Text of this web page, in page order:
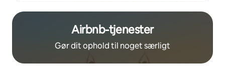
Airbnb-tjenester
Gør dit ophold til noget særligt